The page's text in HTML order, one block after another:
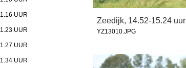
Zeedijk, 14.52-15.24 uur
YZ13010.JPG
UUR
UUR
UUR
UUR